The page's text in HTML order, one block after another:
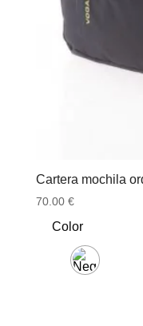
Cartera mochila
70.00 €
Color